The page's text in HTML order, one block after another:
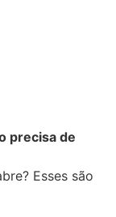
precisa de
Esses são